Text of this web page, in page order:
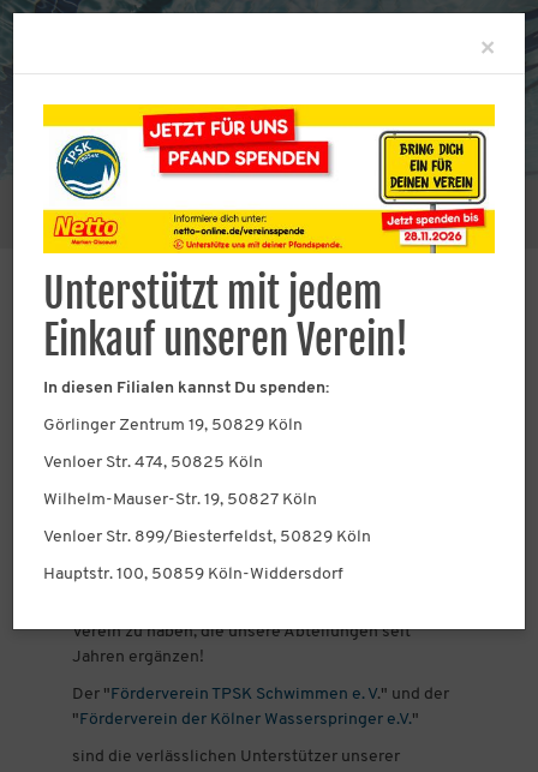
Sie befinden sich hier: Verein Fördervereine
Die Fördervereine im
TPSK
Helfende Hände, wann immer man sie
braucht.
Verein zu haben, die unsere Abteilungen seit
Jahren ergänzen!
Der "Förderverein TPSK Schwimmen e. V." und der
"Förderverein der Kölner Wasserspringer e.V."
sind die verlässlichen Unterstützer unserer
×
Unterstützt mit jedem
Einkauf unseren Verein!
In diesen Filialen kannst Du spenden:
Görlinger Zentrum 19, 50829 Köln
Venloer Str. 474, 50825 Köln
Wilhelm-Mauser-Str. 19, 50827 Köln
Venloer Str. 899/Biesterfeldst, 50829 Köln
Hauptstr. 100, 50859 Köln-Widdersdorf